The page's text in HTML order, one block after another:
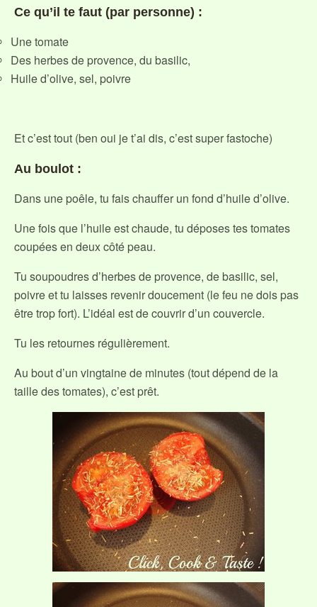
Ce qu’il te faut (par personne) :
Une tomate
Des herbes de provence, du basilic,
Huile d’olive, sel, poivre
Et c’est tout (ben oui je t’ai dis, c’est super fastoche)
Au boulot :
Dans une poêle, tu fais chauffer un fond d’huile d’olive.
Une fois que l’huile est chaude, tu déposes tes tomates
coupées en deux côté peau.
Tu soupoudres d’herbes de provence, de basilic, sel,
poivre et tu laisses revenir doucement (le feu ne dois pas
être trop fort). L’idéal est de couvrir d’un couvercle.
Tu les retournes régulièrement.
Au bout d’un vingtaine de minutes (tout dépend de la
taille des tomates), c’est prêt.